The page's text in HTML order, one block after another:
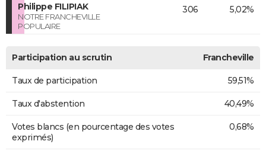
Philippe FILIPIAK
NOTRE FRANCHEVILLE
POPULAIRE
306 5,02%
Participation au scrutin Francheville
Taux de participation 59,51%
Taux d'abstention 40,49%
Votes blancs (en pourcentage des votes
exprimés)
0,68%